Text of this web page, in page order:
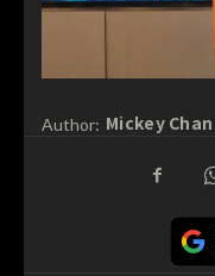
Author: Mickey Chan